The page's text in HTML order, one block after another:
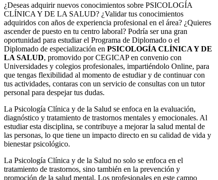
¿Deseas adquirir nuevos conocimientos sobre PSICOLOGÍA
CLÍNICA Y DE LA SALUD? ¿Validar tus conocimientos
adquiridos con años de experiencia profesional en el área? ¿Quieres
ascender de puesto en tu centro laboral? Podría ser una gran
oportunidad para estudiar el Programa de Diplomado o el
Diplomado de especialización en PSICOLOGÍA CLÍNICA Y DE
LA SALUD, promovido por CEGICAP en convenio con
Universidades y colegios profesionales, impartiéndolo Online, para
que tengas flexibilidad al momento de estudiar y de continuar con
tus actividades, contaras con un servicio de consultas con un tutor
personal para despejar tus dudas.
La Psicología Clínica y de la Salud se enfoca en la evaluación,
diagnóstico y tratamiento de trastornos mentales y emocionales. Al
estudiar esta disciplina, se contribuye a mejorar la salud mental de
las personas, lo que tiene un impacto directo en su calidad de vida y
bienestar psicológico.
La Psicología Clínica y de la Salud no solo se enfoca en el
tratamiento de trastornos, sino también en la prevención y
promoción de la salud mental. Los profesionales en este campo